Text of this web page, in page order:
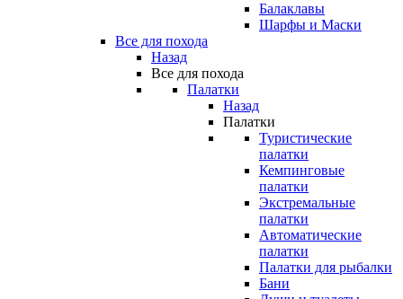
Балаклавы
Шарфы и Маски
Все для похода
Назад
Все для похода
Палатки
Назад
Палатки
Туристические
палатки
Кемпинговые
палатки
Экстремальные
палатки
Автоматические
палатки
Палатки для рыбалки
Бани